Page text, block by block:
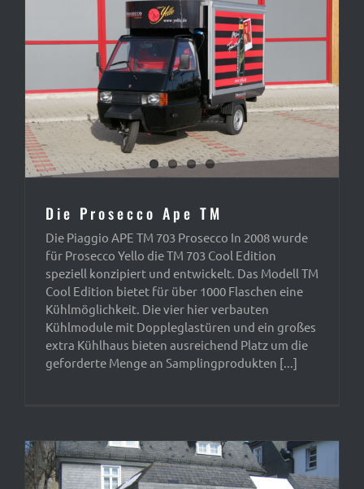
Die Prosecco Ape TM
Die Piaggio APE TM 703 Prosecco In 2008 wurde
für Prosecco Yello die TM 703 Cool Edition
speziell konzipiert und entwickelt. Das Modell TM
Cool Edition bietet für über 1000 Flaschen eine
Kühlmöglichkeit. Die vier hier verbauten
Kühlmodule mit Doppleglastüren und ein großes
extra Kühlhaus bieten ausreichend Platz um die
geforderte Menge an Samplingprodukten [...]